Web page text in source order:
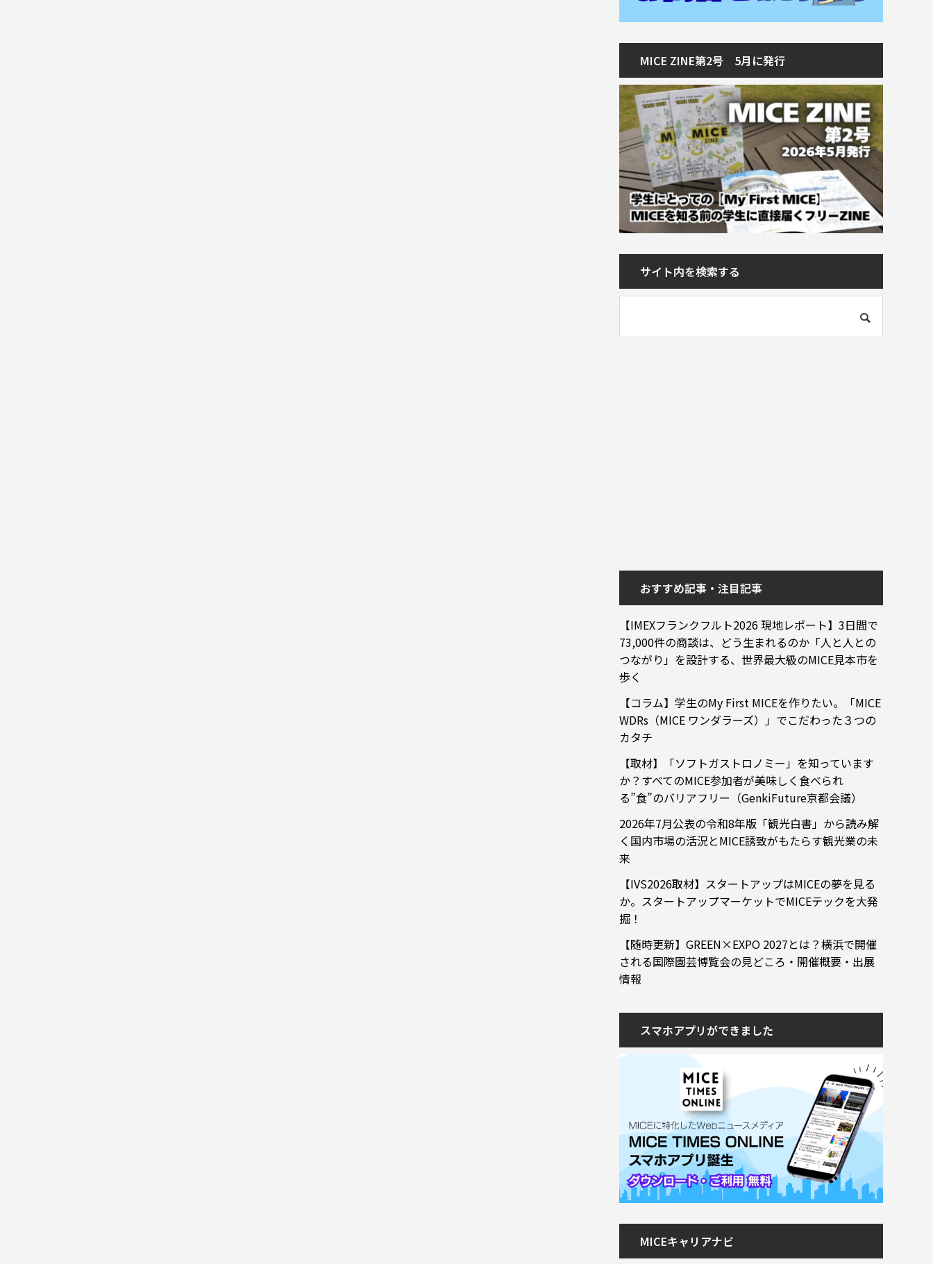
MICE ZINE第2号 5月に発行
サイト内を検索する
おすすめ記事・注目記事
【IMEXフランクフルト2026 現地レポート】3日間で
73,000件の商談は、どう生まれるのか「人と人との
つながり」を設計する、世界最大級のMICE見本市を
歩く
【コラム】学生のMy First MICEを作りたい。「MICE
WDRs（MICE ワンダラーズ）」でこだわった３つの
カタチ
【取材】「ソフトガストロノミー」を知っています
か？すべてのMICE参加者が美味しく食べられ
る”食”のバリアフリー（GenkiFuture京都会議）
2026年7月公表の令和8年版「観光白書」から読み解
く国内市場の活況とMICE誘致がもたらす観光業の未
来
【IVS2026取材】スタートアップはMICEの夢を見る
か。スタートアップマーケットでMICEテックを大発
掘！
【随時更新】GREEN×EXPO 2027とは？横浜で開催
される国際園芸博覧会の見どころ・開催概要・出展
情報
スマホアプリができました
MICEキャリアナビ